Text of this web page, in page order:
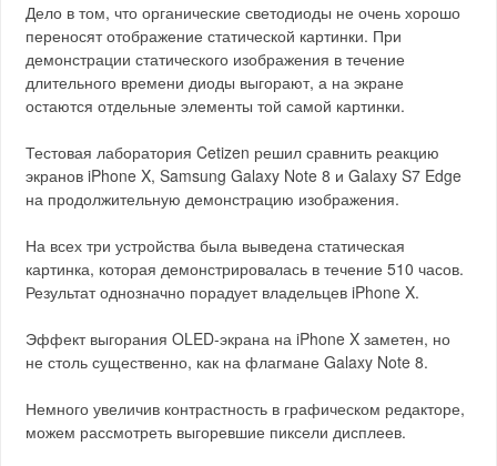
Дело в том, что органические светодиоды не очень хорошо
переносят отображение статической картинки. При
демонстрации статического изображения в течение
длительного времени диоды выгорают, а на экране
остаются отдельные элементы той самой картинки.
Тестовая лаборатория Cetizen решил сравнить реакцию
экранов iPhone X, Samsung Galaxy Note 8 и Galaxy S7 Edge
на продолжительную демонстрацию изображения.
На всех три устройства была выведена статическая
картинка, которая демонстрировалась в течение 510 часов.
Результат однозначно порадует владельцев iPhone X.
Эффект выгорания OLED-экрана на iPhone X заметен, но
не столь существенно, как на флагмане Galaxy Note 8.
Немного увеличив контрастность в графическом редакторе,
можем рассмотреть выгоревшие пиксели дисплеев.